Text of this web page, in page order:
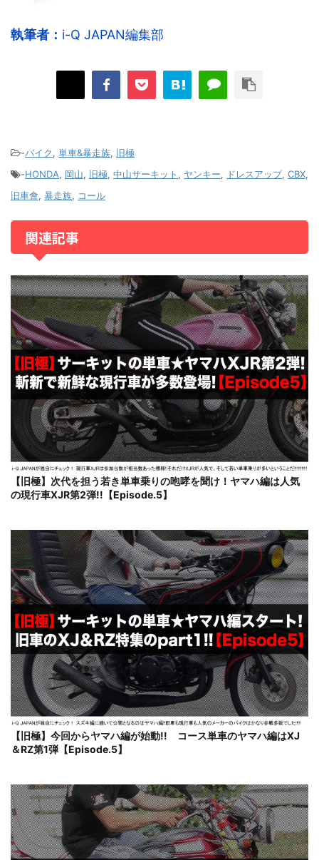
執筆者： i-Q JAPAN編集部
-バイク, 単車&暴走族, 旧極
-HONDA, 岡山, 旧極, 中山サーキット , ヤンキー, ドレスアップ, CBX,
旧車會, 暴走族, コール
関連記事
【旧極】次代を担う若き単車乗りの咆哮を聞け！ヤマハ編は人気
の現行車XJR第2弾!!【Episode.5】
【旧極】今回からヤマハ編が始動!! コース単車のヤマハ編はXJ
＆RZ第1弾【Episode.5】